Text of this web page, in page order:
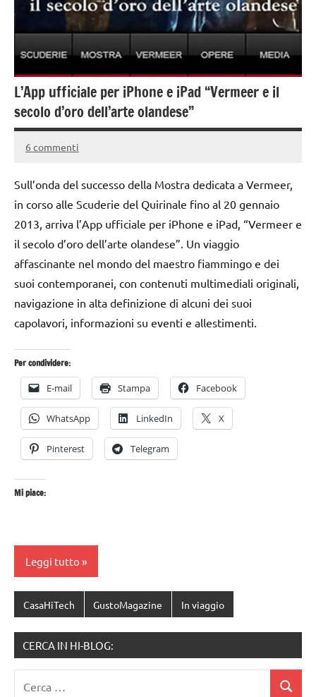
L’App ufficiale per iPhone e iPad “Vermeer e il
secolo d’oro dell’arte olandese”
3
2016
Andrea
6 commenti
Sull’onda del successo della Mostra dedicata a Vermeer,
in corso alle Scuderie del Quirinale fino al 20 gennaio
2013, arriva l’App ufficiale per iPhone e iPad, “Vermeer e
il secolo d’oro dell’arte olandese”. Un viaggio
affascinante nel mondo del maestro fiammingo e dei
suoi contemporanei, con contenuti multimediali originali,
navigazione in alta definizione di alcuni dei suoi
capolavori, informazioni su eventi e allestimenti.
Per condividere:
E-mail Stampa Facebook
WhatsApp LinkedIn X
Pinterest Telegram
Mi piace:
Leggi tutto
CasaHiTech GustoMagazine In viaggio
CERCA IN HI-BLOG:
Cerca